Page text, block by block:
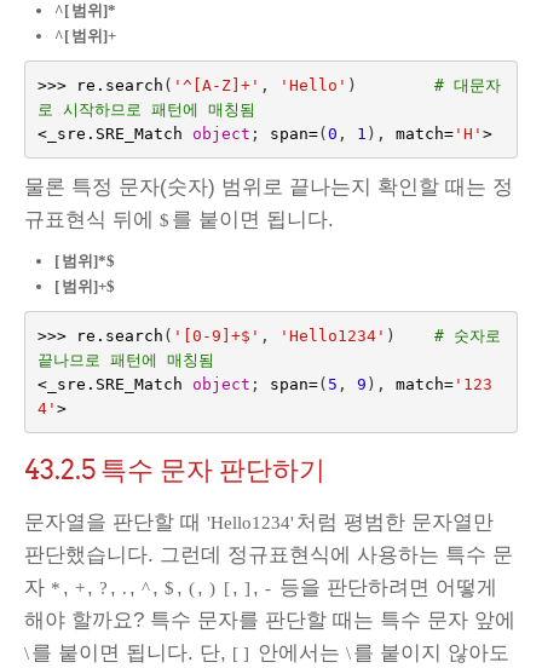
^[ 범위]*
^[ 범위]+
>>> re . search ( '^[A-Z]+' , 'Hello' )
# 대문자
로 시작하므로 패턴에 매칭됨
<_sre . SRE_Match object ; span=(0 , 1 ), match='H' >
물론 특정 문자(숫자) 범위로 끝나는지 확인할 때는 정
규표현식 뒤에 $ 를 붙이면 됩니다.
[ 범위]*$
[ 범위]+$
>>> re . search ( '[0-9]+$' , 'Hello1234' )
# 숫자로
끝나므로 패턴에 매칭됨
<_sre . SRE_Match object ; span=( 5 , 9 ), match='123
4' >
43.2.5특수 문자 판단하기
문자열을 판단할 때 'Hello1234' 처럼 평범한 문자열만
판단했습니다. 그런데 정규표현식에 사용하는 특수 문
자 * , +, ? , . , ^, $ , (, ) [, ] , - 등을 판단하려면 어떻게
해야 할까요? 특수 문자를 판단할 때는 특수 문자 앞에
\를 붙이면 됩니다. 단, [ ] 안에서는 \를 붙이지 않아도